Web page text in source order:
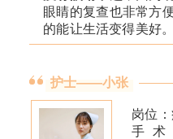
眼睛的复查也非常方
的能让生活变得美好。
护士——小张
岗位
手